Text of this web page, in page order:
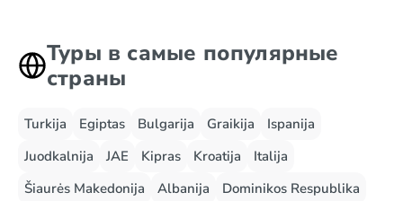
Туры в самые популярные
страны
Turkija Egiptas Bulgarija Graikija
Ispanija
Juodkalnija
JAE Kipras Kroatija
Italija
Šiaurės Makedonija
Albanija
Dominikos Respublika